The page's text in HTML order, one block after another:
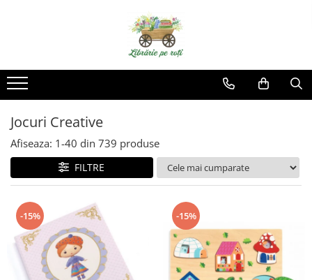
Jocuri Creative
Afiseaza: 1-40 din 739 produse
FILTRE
-15% -15%